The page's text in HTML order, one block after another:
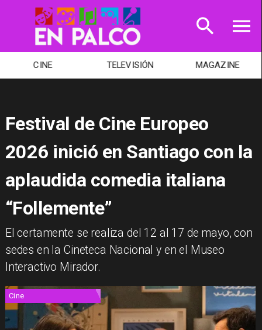
CINE TELEVISIÓN MAGAZINE
Festival de Cine Europeo
2026 inició en Santiago con la
aplaudida comedia italiana
“Follemente”
El certamente se realiza del 12 al 17 de mayo, con
sedes en la Cineteca Nacional y en el Museo
Interactivo Mirador.
Cine